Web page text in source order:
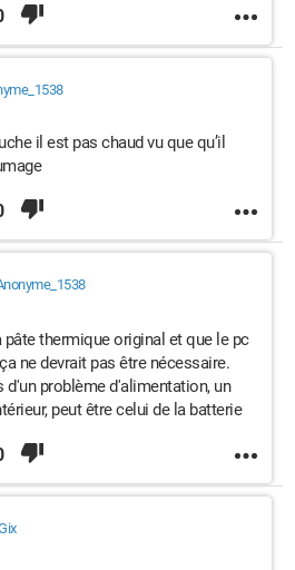
il est pas chaud vu que qu’il
pâte thermique original et que le pc
ne devrait pas être nécessaire.
d'un problème d'alimentation, un
peut être celui de la batterie